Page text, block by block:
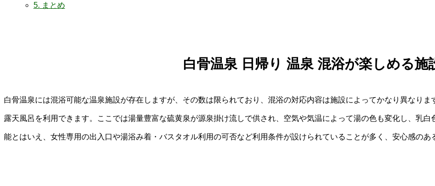
5. まとめ
白骨温泉 日帰り 温泉 混浴が楽しめる施
白骨温泉には混浴可能な温泉施設が存在しますが、その数は限られており、混浴の対応内容は施設によってかなり異なり
露天風呂を利用できます。ここでは湯量豊富な硫黄泉が源泉掛け流しで供され、空気や気温によって湯の色も変化し、乳
能とはいえ、女性専用の出入口や湯浴み着・バスタオル利用の可否など利用条件が設けられていることが多く、安心感のあ